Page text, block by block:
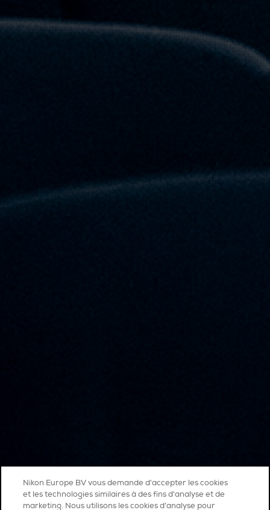
Nikon Europe BV vous demande d'accepter les cookies
et les technologies similaires à des fins d'analyse et de
marketing. Nous utilisons les cookies d’analyse pour